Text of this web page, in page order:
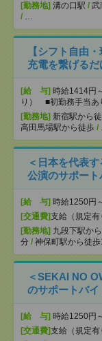
[勤務地] 溝の口駅 / 武
/ …
【シフト自由
充電を繋げる
[給 与] 時給1414円
り） ■初勤務手当
[勤務地] 新宿駅から
高田馬場駅から徒歩 /
＜日本を代表
公演のサポー
[給 与] 時給1250円
[交通費]支給（規定有
[勤務地] 九段下駅か
分 / 神保町駅から徒
＜SEKAI NO
のサポートバ
[給 与] 時給1250円
[交通費]支給（規定有